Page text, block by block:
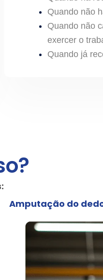
Quando não
Quando não
exercer o
Quando já
Amputação do